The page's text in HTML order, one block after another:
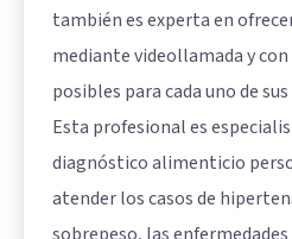
también es experta en
mediante videollamada y
posibles para cada uno de
Esta profesional es
diagnóstico alimenticio
atender los casos de